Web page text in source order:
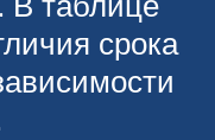
срока